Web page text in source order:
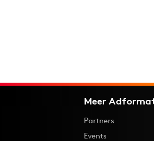
Meer
Partners
Events